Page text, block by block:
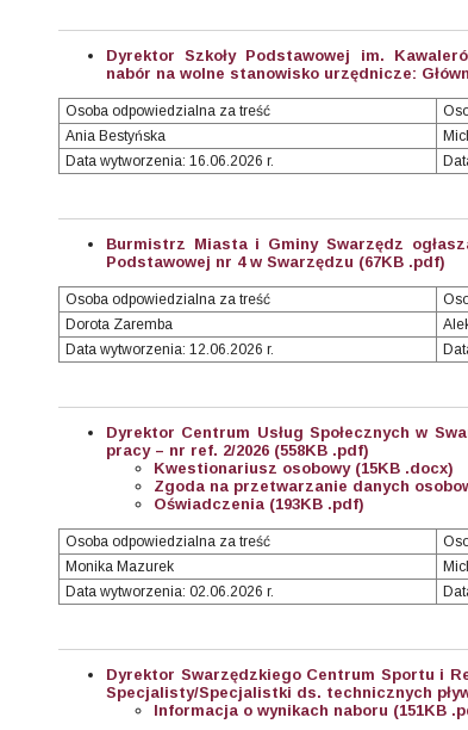
Dyrektor Szkoły Podstawowej im.
nabór na wolne stanowisko urzędnicze:
Osoba odpowiedzialna za treść
Ania Bestyńska
Data wytworzenia: 16.06.2026 r.
Burmistrz Miasta i Gminy Swarzędz
Podstawowej nr 4 w Swarzędzu (67KB .pdf)
Osoba odpowiedzialna za treść
Dorota Zaremba
Data wytworzenia: 12.06.2026 r.
Dyrektor Centrum Usług Społecznych w
pracy – nr ref. 2/2026 (558KB .pdf)
Kwestionariusz osobowy (15KB .docx)
Zgoda na przetwarzanie danych
Oświadczenia (193KB .pdf)
Osoba odpowiedzialna za treść
Monika Mazurek
Data wytworzenia: 02.06.2026 r.
Dyrektor Swarzędzkiego Centrum Sportu i
Specjalisty/Specjalistki ds. technicznych
Informacja o wynikach naboru (151KB